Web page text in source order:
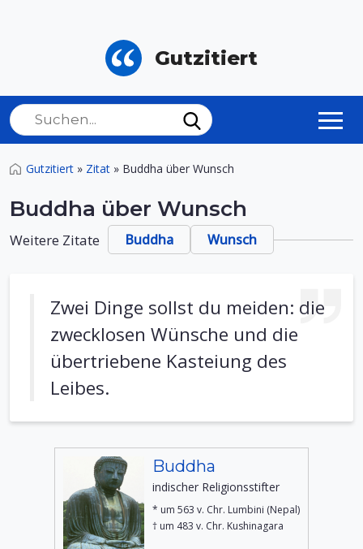
Gutzitiert
Gutzitiert » Zitat » Buddha über Wunsch
Buddha über Wunsch
Weitere Zitate Buddha Wunsch
Zwei Dinge sollst du meiden: die
zwecklosen Wünsche und die
übertriebene Kasteiung des
Leibes.
Buddha
indischer Religionsstifter
* um 563 v. Chr. Lumbini (Nepal)
† um 483 v. Chr. Kushinagara